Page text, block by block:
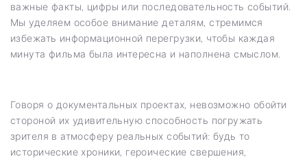
важные факты, цифры или последовательность событий.
Мы уделяем особое внимание деталям, стремимся
избежать информационной перегрузки, чтобы каждая
минута фильма была интересна и наполнена смыслом.
Говоря о документальных проектах, невозможно обойти
стороной их удивительную способность погружать
зрителя в атмосферу реальных событий: будь то
исторические хроники, героические свершения,